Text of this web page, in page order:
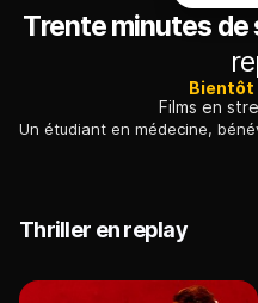
Trente minutes de
Bientôt
Films en
Thriller en replay